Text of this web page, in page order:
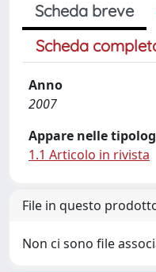
Scheda breve
Scheda
Anno
2007
Appare nelle
1.1 Articolo in rivista
File in questo
Non ci sono file